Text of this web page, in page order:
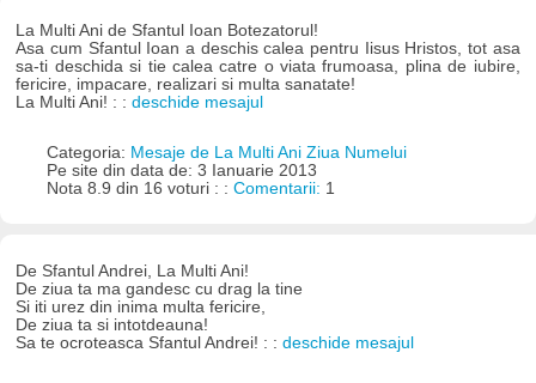
La Multi Ani de Sfantul Ioan Botezatorul!
Asa cum Sfantul Ioan a deschis calea pentru Iisus Hristos, tot asa
sa-ti deschida si tie calea catre o viata frumoasa, plina de iubire,
fericire, impacare, realizari si multa sanatate!
La Multi Ani! : :deschide mesajul
Categoria: Mesaje de La Multi Ani Ziua Numelui
Pe site din data de: 3 Ianuarie 2013
Nota 8.9 din 16 voturi : : Comentarii: 1
De Sfantul Andrei, La Multi Ani!
De ziua ta ma gandesc cu drag la tine
Si iti urez din inima multa fericire,
De ziua ta si intotdeauna!
Sa te ocroteasca Sfantul Andrei! : :deschide mesajul